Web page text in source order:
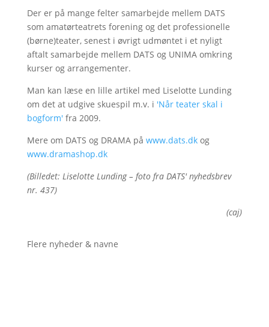
Der er på mange felter samarbejde mellem DATS
som amatørteatrets forening og det professionelle
(børne)teater, senest i øvrigt udmøntet i et nyligt
aftalt samarbejde mellem DATS og UNIMA omkring
kurser og arrangementer.
Man kan læse en lille artikel med Liselotte Lunding
om det at udgive skuespil m.v. i 'Når teater skal i
bogform'fra 2009.
Mere om DATS og DRAMA på www.dats.dkog
www.dramashop.dk
(Billedet: Liselotte Lunding – foto fra DATS' nyhedsbrev
nr. 437)
(caj)
Flere nyheder & navne